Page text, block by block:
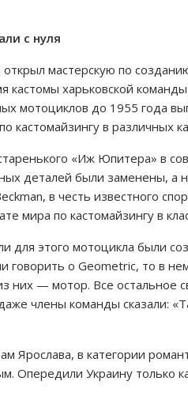
с нуля
открыл мастерскую по
кастомы харьковской
мотоциклов до 1955 года
кастомайзингу в различных
«Иж Юпитера» в
деталей были заменены, а
в честь известного
мира по кастомайзингу в
для этого мотоцикла были
говорить о Geometric, то в
них — мотор. Все остальное
члены команды сказали:
Ярослава, в категории
Опередили Украину только